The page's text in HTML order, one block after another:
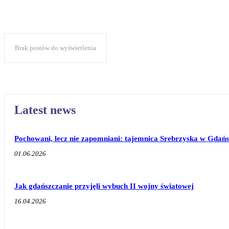
Brak postów do wyświetlenia
Latest news
Pochowani, lecz nie zapomniani: tajemnica Srebrzyska w
01.06.2026
Jak gdańszczanie przyjęli wybuch II wojny światowej
16.04.2026